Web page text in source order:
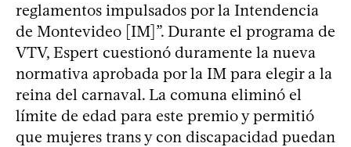
reglamentos impulsados por la Intendencia
de Montevideo [IM]”. Durante el programa de
VTV, Espert cuestionó duramente la nueva
normativa aprobada por la IM para elegir a la
reina del carnaval. La comuna eliminó el
límite de edad para este premio y permitió
que mujeres trans y con discapacidad puedan